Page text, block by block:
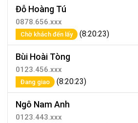
Đỗ Hoàng Tú
0878.656.xxx
Chờ khách đến lấy (8:20:23)
Bùi Hoài Tòng
0123.456.xxx
Đang giao (8:20:23)
Ngô Nam Anh
0123.443.xxx